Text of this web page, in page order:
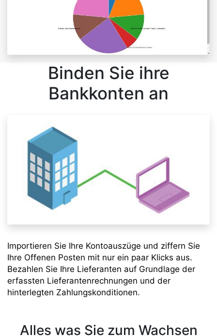
Binden Sie ihre
Bankkonten an
Importieren Sie Ihre Kontoauszüge und ziffern Sie
Ihre Offenen Posten mit nur ein paar Klicks aus.
Bezahlen Sie Ihre Lieferanten auf Grundlage der
erfassten Lieferantenrechnungen und der
hinterlegten Zahlungskonditionen.
Alles was Sie zum Wachsen